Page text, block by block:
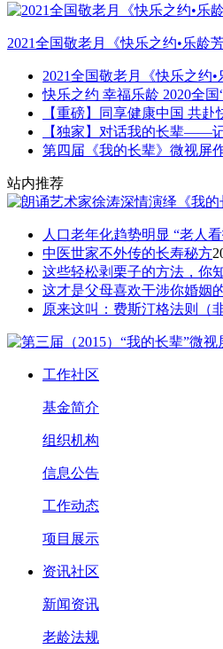
2021全国敬老月《快乐之约•乐龄
2021全国敬老月《快乐之约
快乐之约 幸福乐龄 2020全
【重磅】同享健康中国 共
【独家】对话我的长辈——记
第四届《我的长辈》微视屏
站内推荐
人口老年化趋势明显 “老人
中医世家不外传的长寿秘方
这些轻松剥栗子的方法，你
这才是父母喜欢干涉你婚姻
原来这叫：费斯汀格法则（
工作社区
基金简介
组织机构
信息公告
工作动态
项目展示
资讯社区
新闻资讯
老龄法规